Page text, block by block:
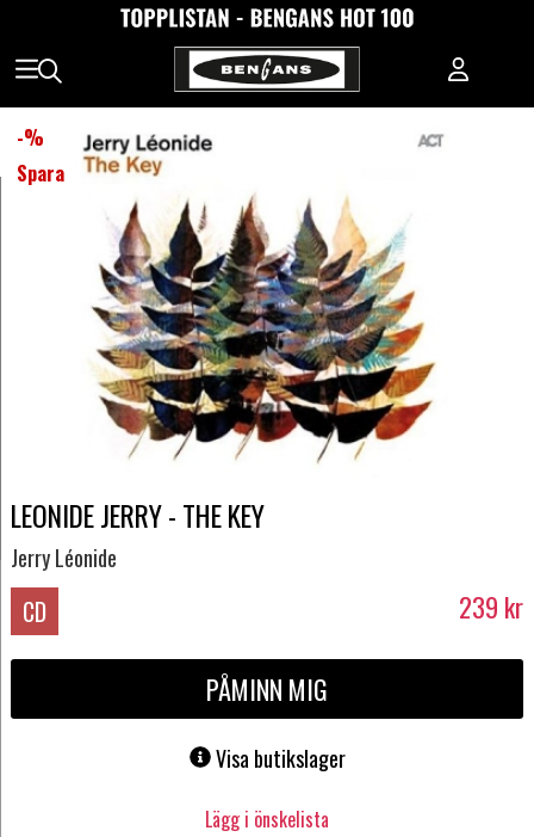
-%
Spara
LEONIDE JERRY - THE KEY
Jerry Léonide
CD 239 kr
PÅMINN MIG
Visa butikslager
Lägg i önskelista